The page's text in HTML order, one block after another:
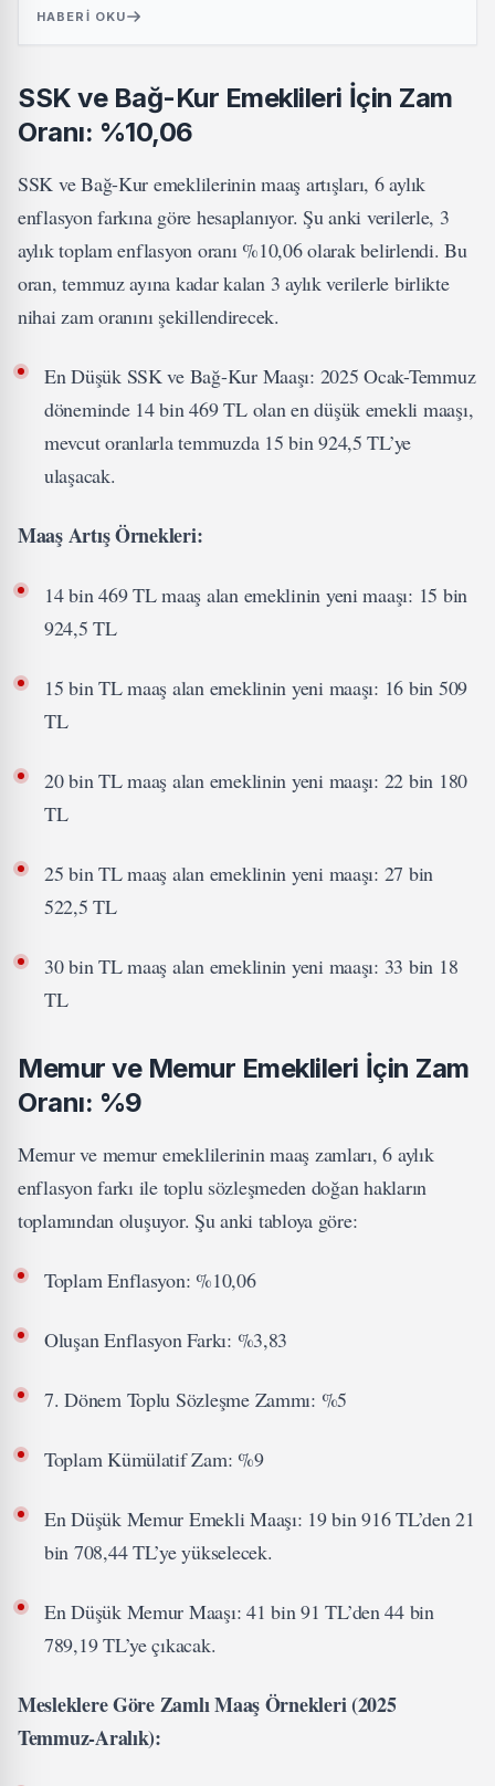
HABERI OKU
SSK ve Bağ-Kur Emeklileri İçin Zam
Oranı: %10,06
SSK ve Bağ-Kur emeklilerinin maaş artışları, 6 aylık
enflasyon farkına göre hesaplanıyor. Şu anki verilerle, 3
aylık toplam enflasyon oranı %10,06 olarak belirlendi. Bu
oran, temmuz ayına kadar kalan 3 aylık verilerle birlikte
nihai zam oranını şekillendirecek.
En Düşük SSK ve Bağ-Kur Maaşı: 2025 Ocak-Temmuz
döneminde 14 bin 469 TL olan en düşük emekli maaşı,
mevcut oranlarla temmuzda 15 bin 924,5 TL’ye
ulaşacak.
Maaş Artış Örnekleri:
14 bin 469 TL maaş alan emeklinin yeni maaşı: 15 bin
924,5 TL
15 bin TL maaş alan emeklinin yeni maaşı: 16 bin 509
TL
20 bin TL maaş alan emeklinin yeni maaşı: 22 bin 180
TL
25 bin TL maaş alan emeklinin yeni maaşı: 27 bin
522,5 TL
30 bin TL maaş alan emeklinin yeni maaşı: 33 bin 18
TL
Memur ve Memur Emeklileri İçin Zam
Oranı: %9
Memur ve memur emeklilerinin maaş zamları, 6 aylık
enflasyon farkı ile toplu sözleşmeden doğan hakların
toplamından oluşuyor. Şu anki tabloya göre:
Toplam Enflasyon: %10,06
Oluşan Enflasyon Farkı: %3,83
7. Dönem Toplu Sözleşme Zammı: %5
Toplam Kümülatif Zam: %9
En Düşük Memur Emekli Maaşı: 19 bin 916 TL’den 21
bin 708,44 TL’ye yükselecek.
En Düşük Memur Maaşı: 41 bin 91 TL’den 44 bin
789,19 TL’ye çıkacak.
Mesleklere Göre Zamlı Maaş Örnekleri (2025
Temmuz-Aralık):